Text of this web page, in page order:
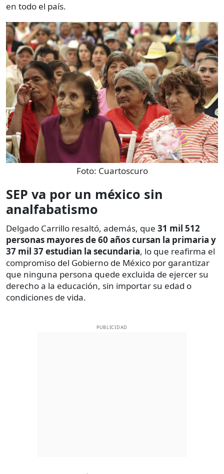
en todo el país.
Foto: Cuartoscuro
SEP va por un méxico sin
analfabatismo
Delgado Carrillo resaltó, además, que 31 mil 512
personas mayores de 60 años cursan la primaria y
37 mil 37 estudian la secundaria, lo que reafirma el
compromiso del Gobierno de México por garantizar
que ninguna persona quede excluida de ejercer su
derecho a la educación, sin importar su edad o
condiciones de vida.
PUBLICIDAD